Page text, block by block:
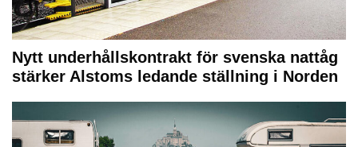
Nytt underhållskontrakt för svenska nattåg
stärker Alstoms ledande ställning i Norden